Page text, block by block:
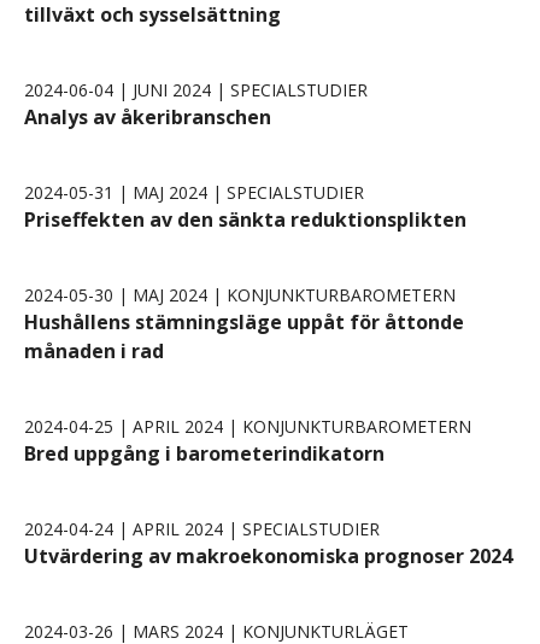
tillväxt och sysselsättning
2024-06-04 | JUNI 2024 | SPECIALSTUDIER
Analys av åkeribranschen
2024-05-31 | MAJ 2024 | SPECIALSTUDIER
Priseffekten av den sänkta reduktionsplikten
2024-05-30 | MAJ 2024 | KONJUNKTURBAROMETERN
Hushållens stämningsläge uppåt för åttonde
månaden i rad
2024-04-25 | APRIL 2024 | KONJUNKTURBAROMETERN
Bred uppgång i barometerindikatorn
2024-04-24 | APRIL 2024 | SPECIALSTUDIER
Utvärdering av makroekonomiska prognoser 2024
2024-03-26 | MARS 2024 | KONJUNKTURLÄGET